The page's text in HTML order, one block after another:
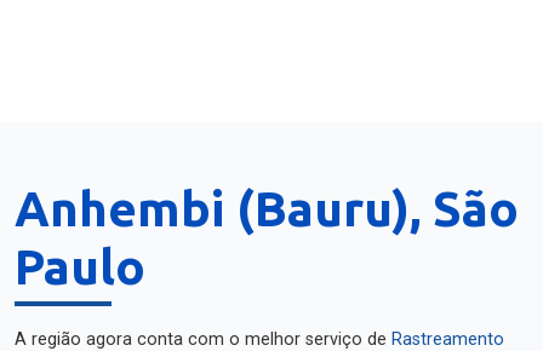
Anhembi (Bauru), São
Paulo
A região agora conta com o melhor serviço de Rastreamento